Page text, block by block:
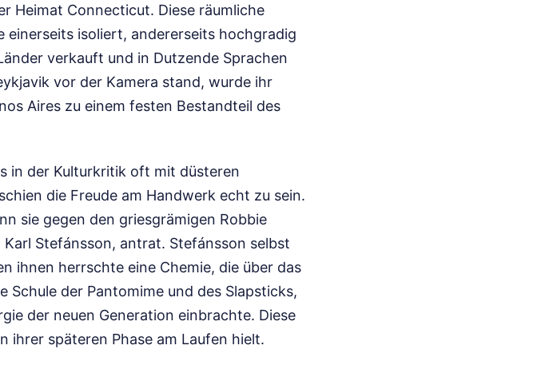
Heimat Connecticut. Diese räumliche
isoliert, andererseits hochgradig
verkauft und in Dutzende Sprachen
vor der Kamera stand, wurde ihr
Aires zu einem festen Bestandteil des
in der Kulturkritik oft mit düsteren
die Freude am Handwerk echt zu sein.
sie gegen den griesgrämigen Robbie
Stefánsson, antrat. Stefánsson selbst
ihnen herrschte eine Chemie, die über das
der Pantomime und des Slapsticks,
der neuen Generation einbrachte. Diese
ihrer späteren Phase am Laufen hielt.